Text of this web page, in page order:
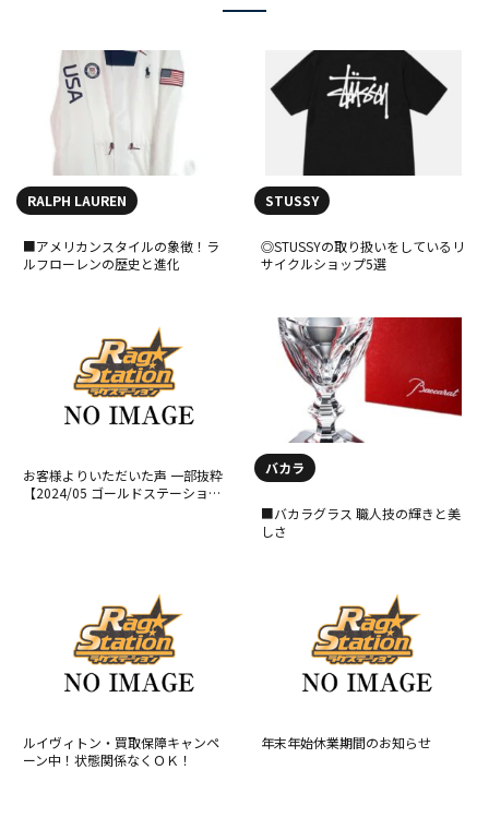
RALPH LAUREN
■アメリカンスタイルの象徴！ラ
ルフローレンの歴史と進化
STUSSY
◎STUSSYの取り扱いをしているリ
サイクルショップ5選
お客様よりいただいた声 一部抜粋
【2024/05 ゴールドステーション
バカラ
■バカラグラス 職人技の輝きと美
しさ
ルイヴィトン・買取保障キャンペ
ーン中！状態関係なくＯＫ！
年末年始休業期間のお知らせ